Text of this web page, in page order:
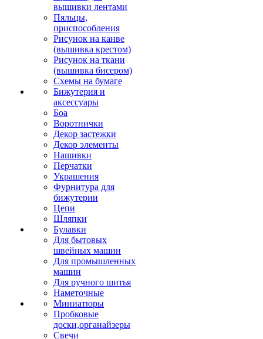
вышивки лентами
Пяльцы,
приспособления
Рисунок на канве
(вышивка крестом)
Рисунок на ткани
(вышивка бисером)
Схемы на бумаге
Бижутерия и
аксессуары
Боа
Воротнички
Декор застежки
Декор элементы
Нашивки
Перчатки
Украшения
Фурнитура для
бижутерии
Цепи
Шляпки
Булавки
Для бытовых
швейных машин
Для промышленных
машин
Для ручного шитья
Наметочные
Миниатюры
Пробковые
доски,органайзеры
Свечи